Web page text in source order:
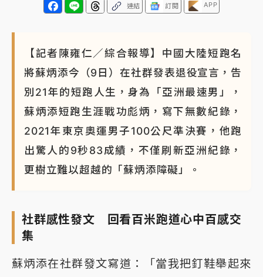
連結 訂閱 APP
【記者陳雍仁／綜合報導】中國大陸短跑名
將蘇炳添今（9日）在社群發表退役宣言，告
別21年的短跑人生，身為「亞洲最速男」，
蘇炳添短跑生涯戰功彪炳，寫下無數紀錄，
2021年東京奧運男子100公尺準決賽，他跑
出驚人的9秒83成績，不僅刷新亞洲紀錄，
更樹立難以超越的「蘇炳添障礙」。
社群感性發文 回看百米跑道心中百感交
集
蘇炳添在社群發文寫道：「當我把釘鞋舉起來